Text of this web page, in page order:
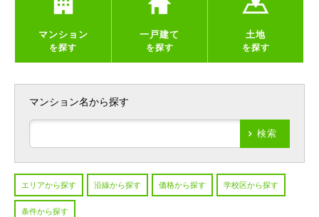
マンション
を探す
一戸建て
を探す
土地
を探す
マンション名から探す
検索
エリアから探す 沿線から探す 価格から探す 学校区から探す
条件から探す